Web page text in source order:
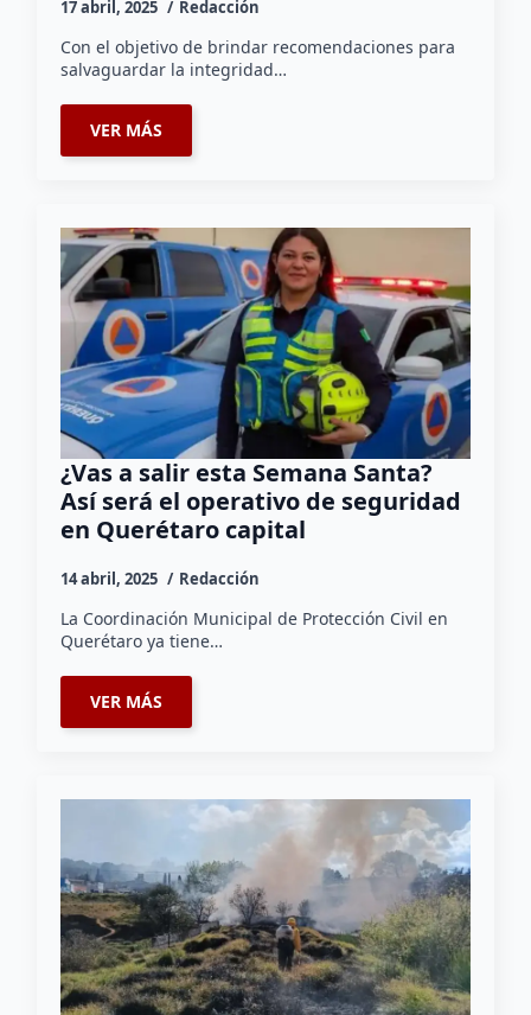
17 abril, 2025 Redacción
Con el objetivo de brindar recomendaciones para
salvaguardar la integridad…
VER MÁS
¿Vas a salir esta Semana Santa?
Así será el operativo de seguridad
en Querétaro capital
14 abril, 2025 Redacción
La Coordinación Municipal de Protección Civil en
Querétaro ya tiene…
VER MÁS